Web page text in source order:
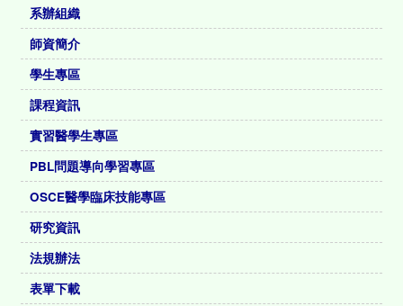
系辦組織
師資簡介
學生專區
課程資訊
實習醫學生專區
PBL問題導向學習專區
OSCE醫學臨床技能專區
研究資訊
法規辦法
表單下載